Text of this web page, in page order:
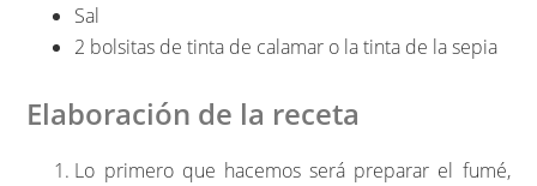
Sal
2 bolsitas de tinta de calamar o la tinta de la sepia
Elaboración de la receta
Lo primero que hacemos será preparar el fumé,